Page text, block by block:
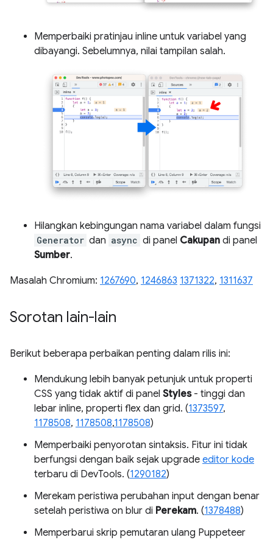
Memperbaiki pratinjau inline untuk variabel yang
dibayangi. Sebelumnya, nilai tampilan salah.
Hilangkan kebingungan nama variabel dalam fungsi
Generator dan async di panel Cakupan di panel
Sumber.
Masalah Chromium: 1267690, 1246863 1371322, 1311637
Sorotan lain-lain
Berikut beberapa perbaikan penting dalam rilis ini:
Mendukung lebih banyak petunjuk untuk properti
CSS yang tidak aktif di panel Styles- tinggi dan
lebar inline, properti flex dan grid. (1373597,
1178508, 1178508,1178508)
Memperbaiki penyorotan sintaksis. Fitur ini tidak
berfungsi dengan baik sejak upgrade editor kode
terbaru di DevTools. (1290182)
Merekam peristiwa perubahan input dengan benar
setelah peristiwa on blur di Perekam. (1378488)
Memperbarui skrip pemutaran ulang Puppeteer